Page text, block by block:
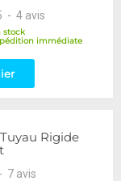
- 4 avis
stock
immédiate
Rigide
- 7 avis